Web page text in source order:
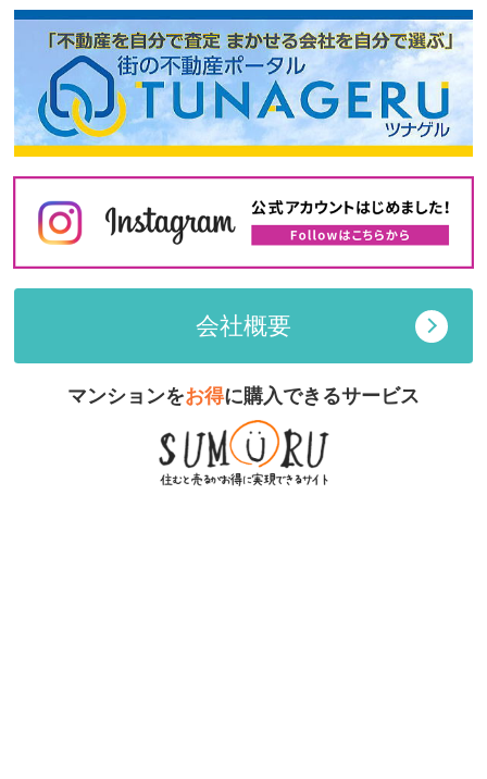
会社概要
マンションをお得に購入できるサービス